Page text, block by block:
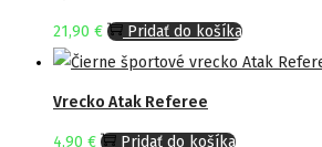
21,90 € Pridať do košíka
Vrecko Atak Referee
4,90 € Pridať do košíka